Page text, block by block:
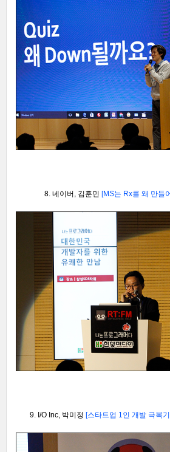
8. 네이버, 김훈민 [MS는 Rx를 왜 만들
9. I/O I nc, 박미정 [스타트업 1인 개발 극복